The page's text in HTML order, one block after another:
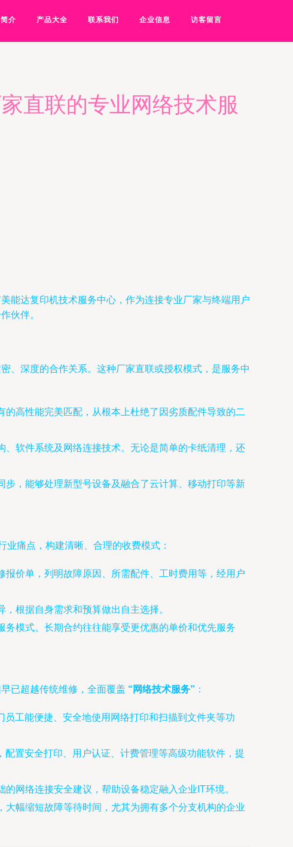
介 产品大全 联系我们 企业信息 访客留言
直联的专业网络技术服
能达复印机技术服务中心，作为连接专业厂家与终端用户
伙伴。
、深度的合作关系。这种厂家直联或授权模式，是服务中
高性能完美匹配，从根本上杜绝了因劣质配件导致的二
、软件系统及网络连接技术。无论是简单的卡纸清理，还
步，能够处理新型号设备及融合了云计算、移动打印等新
痛点，构建清晰、合理的收费模式：
价单，列明故障原因、所需配件、工时费用等，经用户
根据自身需求和预算做出自主选择。
模式。长期合约往往能享受更优惠的单价和优先服务
已超越传统维修，全面覆盖 “网络技术服务” ：
工能便捷、安全地使用网络打印和扫描到文件夹等功
置安全打印、用户认证、计费管理等高级功能软件，提
网络连接安全建议，帮助设备稳定融入企业IT环境。
幅缩短故障等待时间，尤其为拥有多个分支机构的企业